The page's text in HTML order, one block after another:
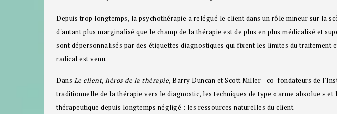
Depuis trop longtemps, la psychothérapie a relégué le client dans un rôle mineur sur la
d'autant plus marginalisé que le champ de la thérapie est de plus en plus médicalisé et
sont dépersonnalisés par des étiquettes diagnostiques qui fixent les limites du
radical est venu.
Dans Le client, héros de la thérapie, Barry Duncan et Scott Miller - co-fondateurs de
traditionnelle de la thérapie vers le diagnostic, les techniques de type « arme absolue »
thérapeutique depuis longtemps négligé : les ressources naturelles du client.